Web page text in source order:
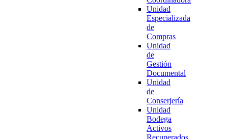
Unidad
Especializada
de
Compras
Unidad
de
Gestión
Documental
Unidad
de
Conserjería
Unidad
Bodega
Activos
Recuperados